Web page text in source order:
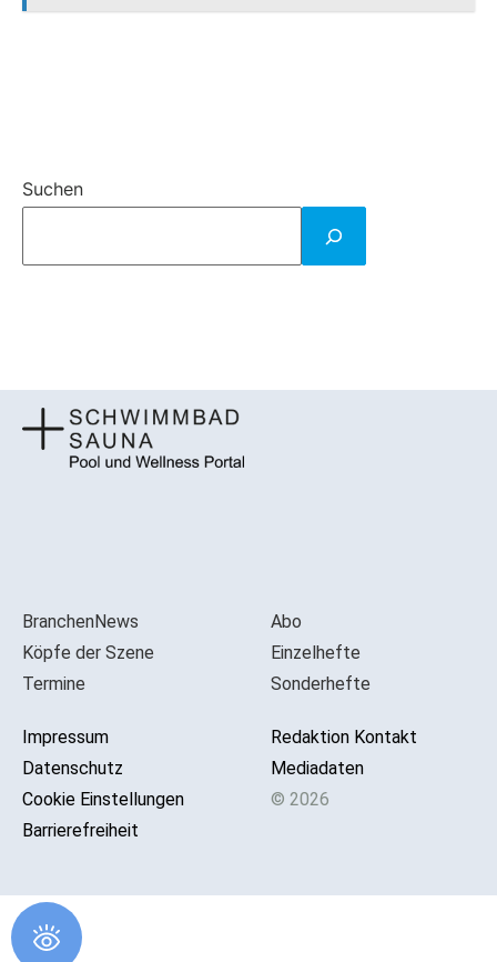
Suchen
BranchenNews
Köpfe der Szene
Termine
Impressum
Datenschutz
Cookie Einstellungen
Barrierefreiheit
Abo
Einzelhefte
Sonderhefte
Redaktion Kontakt
Mediadaten
© 2026